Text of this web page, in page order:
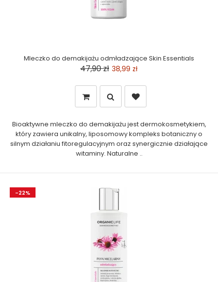
Mleczko do demakijażu odmładzające Skin Essentials
47,90 zł 38,99 zł
Bioaktywne mleczko do demakijażu jest dermokosmetykiem,
który zawiera unikalny, liposomowy kompleks botaniczny o
silnym działaniu fitoregulacyjnym oraz synergicznie działające
witaminy. Naturalne ..
-22%